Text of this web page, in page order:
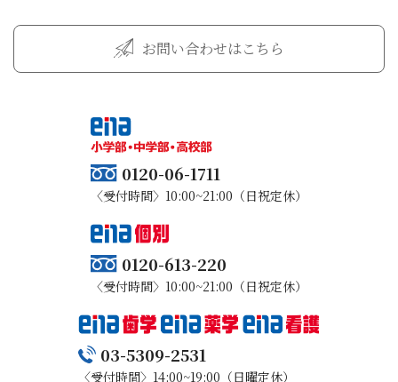
お問い合わせはこちら
0120-06-1711
〈受付時間〉10:00~21:00（日祝定休）
0120-613-220
〈受付時間〉10:00~21:00（日祝定休）
03-5309-2531
〈受付時間〉14:00~19:00（日曜定休）